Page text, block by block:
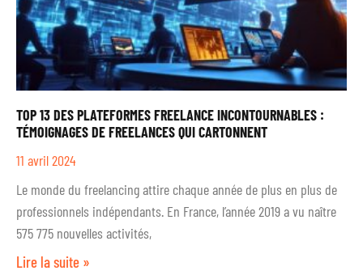
TOP 13 DES PLATEFORMES FREELANCE INCONTOURNABLES :
TÉMOIGNAGES DE FREELANCES QUI CARTONNENT
11 avril 2024
Le monde du freelancing attire chaque année de plus en plus de
professionnels indépendants. En France, l’année 2019 a vu naître
575 775 nouvelles activités,
Lire la suite »